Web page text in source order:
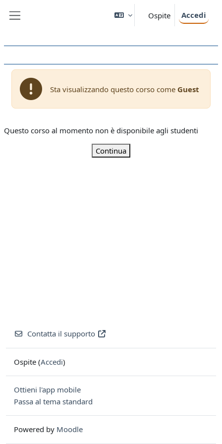
Ospite Accedi
Sta visualizzando questo corso come Guest
Questo corso al momento non è disponibile agli studenti
Continua
Contatta il supporto
Ospite (Accedi)
Ottieni l'app mobile
Passa al tema standard
Powered by Moodle